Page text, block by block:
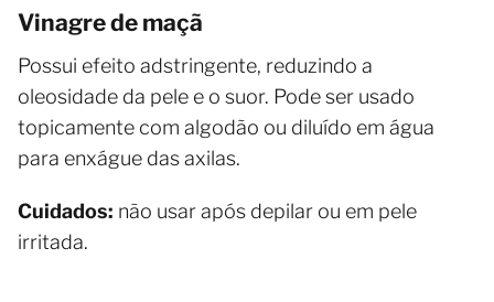
Vinagre de maçã
Possui efeito adstringente, reduzindo a
oleosidade da pele e o suor. Pode ser usado
topicamente com algodão ou diluído em água
para enxágue das axilas.
Cuidados: não usar após depilar ou em pele
irritada.